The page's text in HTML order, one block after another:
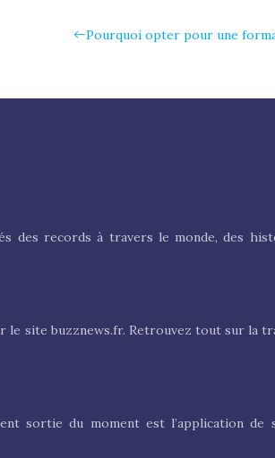
Pourquoi opter pour une
records à travers le monde, des
site buzznews.fr. Retrouvez tout sur la
sortie du moment est l’application